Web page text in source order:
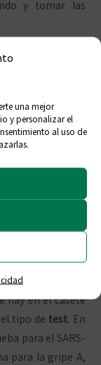
una mejor
y personalizar el
al uso de
y tomar las
de
que las
ya estamos
ser nasal o de
mezcla con el
hay en el casete
tipo de test. En
para el SARS-
para la gripe A,